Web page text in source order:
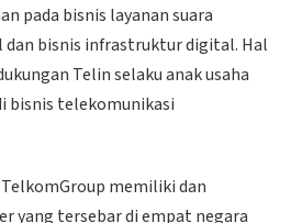
pada bisnis layanan suara
bisnis infrastruktur digital. Hal
Telin selaku anak usaha
bisnis telekomunikasi
memiliki dan
yang tersebar di empat negara